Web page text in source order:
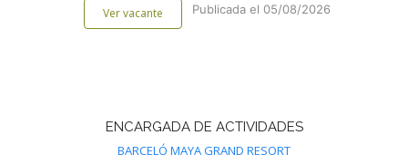
Ver vacante Publicada el 05/08/2026
ENCARGADA DE ACTIVIDADES
BARCELÓ MAYA GRAND RESORT